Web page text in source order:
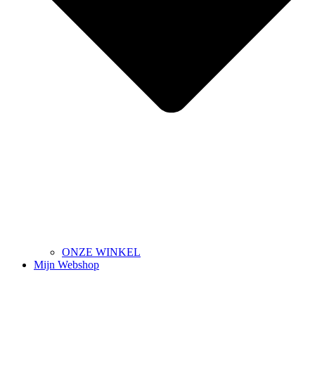
ONZE WINKEL
Mijn Webshop